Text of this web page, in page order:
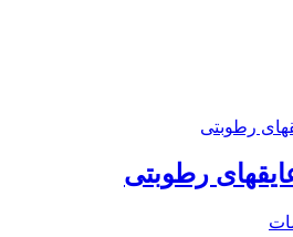
رطوبتی